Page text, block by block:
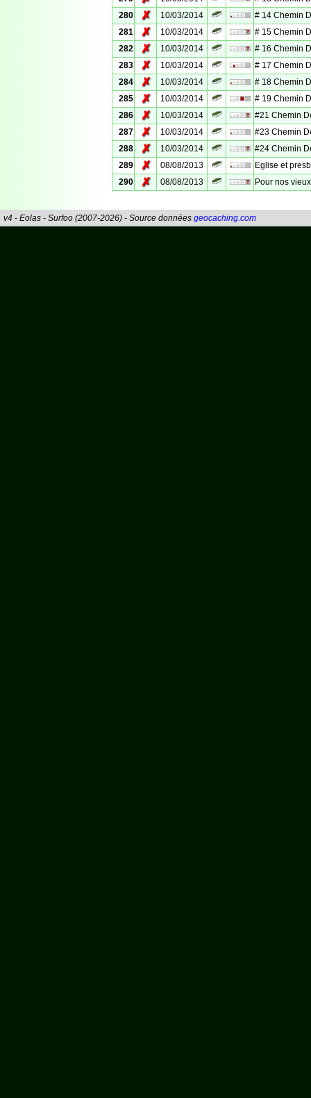
280
✗ 10/03/2014
# 14 Chemin
281
✗ 10/03/2014
# 15 Chemin
282
✗ 10/03/2014
# 16 Chemin
283
✗ 10/03/2014
# 17 Chemin
284
✗ 10/03/2014
# 18 Chemin
285
✗ 10/03/2014
# 19 Chemin
286
✗ 10/03/2014
#21 Chemin
287
✗ 10/03/2014
#23 Chemin
288
✗ 10/03/2014
#24 Chemin
289
✗ 08/08/2013
Eglise et
290
✗ 08/08/2013 Pour nos
v4 - Eolas - Surfoo (2007-2026) - Source données geocaching.com